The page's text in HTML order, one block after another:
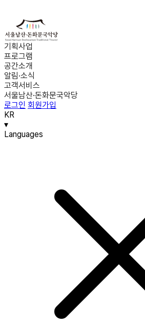
기획사업
프로그램
공간소개
알림·소식
고객서비스
서울남산·돈화문국악당
로그인 회원가입
KR
▾
Languages